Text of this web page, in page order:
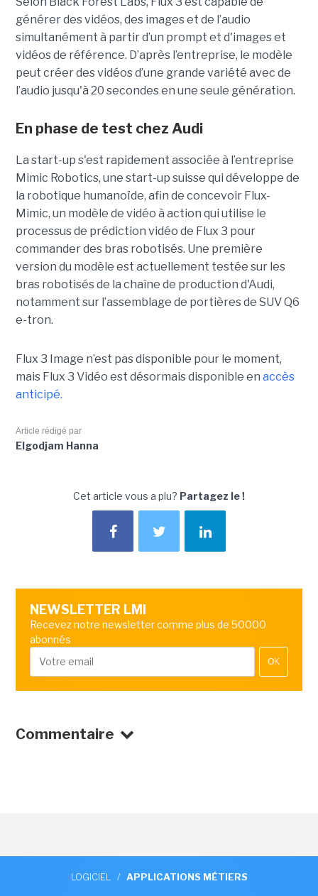
générer des vidéos, des images et de l’audio
simultanément à partir d’un prompt et d'images et
vidéos de référence. D’après l’entreprise, le modèle
peut créer des vidéos d’une grande variété avec de
l’audio jusqu'à 20 secondes en une seule génération.
En phase de test chez Audi
La start-up s'est rapidement associée à l’entreprise
Mimic Robotics, une start-up suisse qui développe de
la robotique humanoïde, afin de concevoir Flux-
Mimic, un modèle de vidéo à action qui utilise le
processus de prédiction vidéo de Flux 3 pour
commander des bras robotisés. Une première
version du modèle est actuellement testée sur les
bras robotisés de la chaîne de production d'Audi,
notamment sur l’assemblage de portières de SUV Q6
e-tron.
Flux 3 Image n’est pas disponible pour le moment,
mais Flux 3 Vidéo est désormais disponible en accès
anticipé.
Article rédigé par
Elgodjam Hanna
Cet article vous a plu? Partagez le !
NEWSLETTER LMI
Recevez notre newsletter comme plus de 50000
abonnés
OK
Commentaire
LOGICIEL / APPLICATIONS MÉTIERS